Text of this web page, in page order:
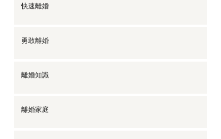
快速離婚
勇敢離婚
離婚知識
離婚家庭